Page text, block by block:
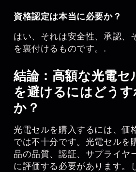
資格認定は本当に必要か？
はい、それは安全性、承認、
を裏付けるものです。.
結論：高額な光電セ
を避けるにはどう
か？
光電セルを購入するには、価
では不十分です。光電セルを
品の品質、認証、サプライヤ
に評価する必要があります。